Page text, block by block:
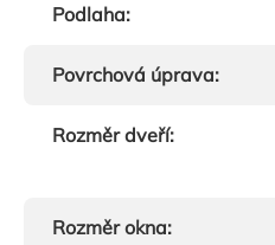
Podlaha:
Povrchová úprava:
Rozměr dveří:
Rozměr okna: